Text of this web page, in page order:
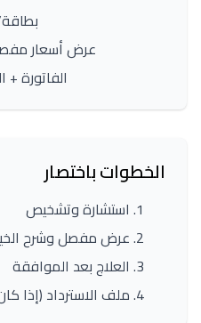
عرض أسعار
الفاتورة +
الخطوات باختصار
استشارة وتشخيص
عرض مفصل وشرح
العلاج بعد الموافقة
ملف الاسترداد (إذا